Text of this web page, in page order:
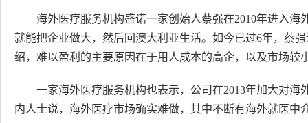
海外医疗服务机构盛诺一家创始人蔡强在2010年进入
就能把企业做大，然后回澳大利亚生活。如今已过6年，蔡
绍，难以盈利的主要原因在于用人成本的高企，以及市场较
一家海外医疗服务机构也表示，公司在2013年加大对
内人士说，海外医疗市场确实难做，其中不断有海外就医中